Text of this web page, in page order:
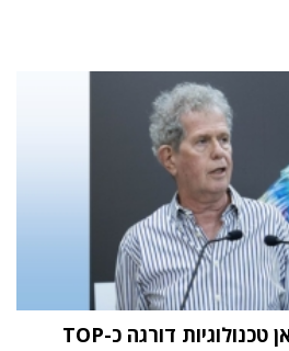
מחקר STKI השנתי: וואן טכנולוגיות דורגה כ-TOP